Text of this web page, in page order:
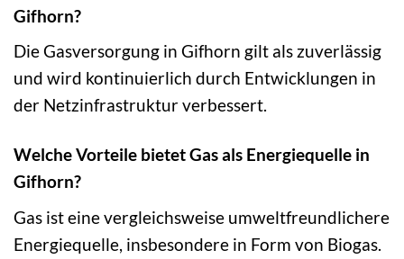
Gifhorn?
Die Gasversorgung in Gifhorn gilt als zuverlässig
und wird kontinuierlich durch Entwicklungen in
der Netzinfrastruktur verbessert.
Welche Vorteile bietet Gas als Energiequelle in
Gifhorn?
Gas ist eine vergleichsweise umweltfreundlichere
Energiequelle, insbesondere in Form von Biogas.